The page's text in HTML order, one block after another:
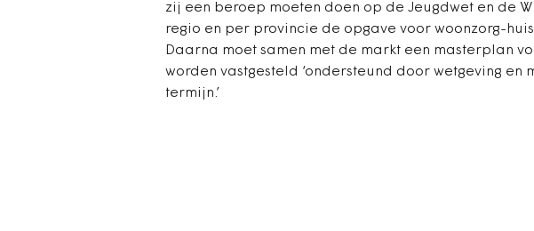
zij een beroep moeten doen op de Jeugdwet en de
regio en per provincie de opgave voor woonzorg-
Daarna moet samen met de markt een masterplan
worden vastgesteld ‘ondersteund door wetgeving en
termijn.’